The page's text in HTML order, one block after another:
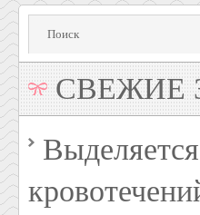
СВЕЖИЕ